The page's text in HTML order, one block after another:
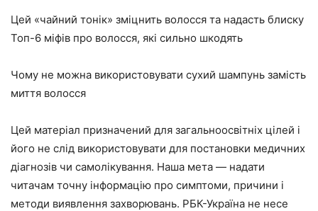
Цей «чайний тонік» зміцнить волосся та надасть блиску
Топ-6 міфів про волосся, які сильно шкодять
Чому не можна використовувати сухий шампунь замість
миття волосся
Цей матеріал призначений для загальноосвітніх цілей і
його не слід використовувати для постановки медичних
діагнозів чи самолікування. Наша мета — надати
читачам точну інформацію про симптоми, причини і
методи виявлення захворювань. РБК-Україна не несе